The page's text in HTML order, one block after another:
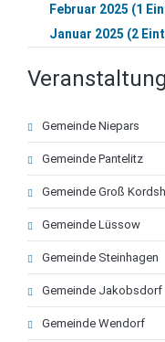
Februar 2025 (1
Januar 2025 (2
Navigation
überspringen
Gemeinde Niepars
Gemeinde Pantelitz
Gemeinde Groß
Gemeinde Lüssow
Gemeinde Steinhagen
Gemeinde Jakobsdorf
Gemeinde Wendorf